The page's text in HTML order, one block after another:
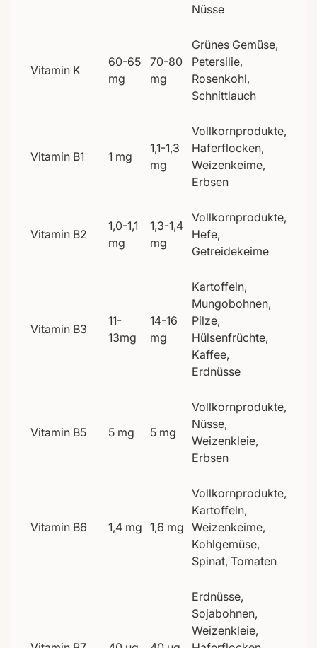
Nüsse
Vitamin K
60-65
mg
70-80
mg
Grünes Gemüse,
Petersilie,
Rosenkohl,
Schnittlauch
Vitamin B1 1 mg
1,1-1,3
mg
Vollkornprodukte,
Haferflocken,
Weizenkeime,
Erbsen
Vitamin B2
1,0-1,1
mg
1,3-1,4
mg
Vollkornprodukte,
Hefe,
Getreidekeime
Vitamin B3
11-
13mg
14-16
mg
Kartoffeln,
Mungobohnen,
Pilze,
Hülsenfrüchte,
Kaffee,
Erdnüsse
Vitamin B5 5 mg 5 mg
Vollkornprodukte,
Nüsse,
Weizenkleie,
Erbsen
Vitamin B6 1,4 mg 1,6 mg
Vollkornprodukte,
Kartoffeln,
Weizenkeime,
Kohlgemüse,
Spinat, Tomaten
Erdnüsse,
Sojabohnen,
Weizenkleie,